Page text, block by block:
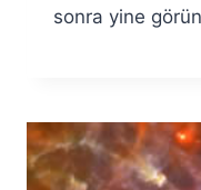
sonra yine